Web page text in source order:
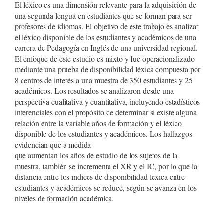
El léxico es una dimensión relevante para la adquisición de
una segunda lengua en estudiantes que se forman para ser
profesores de idiomas. El objetivo de este trabajo es analizar
el léxico disponible de los estudiantes y académicos de una
carrera de Pedagogía en Inglés de una universidad regional.
El enfoque de este estudio es mixto y fue operacionalizado
mediante una prueba de disponibilidad léxica compuesta por
8 centros de interés a una muestra de 350 estudiantes y 25
académicos. Los resultados se analizaron desde una
perspectiva cualitativa y cuantitativa, incluyendo estadísticos
inferenciales con el propósito de determinar si existe alguna
relación entre la variable años de formación y el léxico
disponible de los estudiantes y académicos. Los hallazgos
evidencian que a medida
que aumentan los años de estudio de los sujetos de la
muestra, también se incrementa el XR y el IC, por lo que la
distancia entre los índices de disponibilidad léxica entre
estudiantes y académicos se reduce, según se avanza en los
niveles de formación académica.